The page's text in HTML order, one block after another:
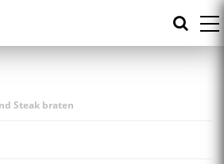
Steak braten